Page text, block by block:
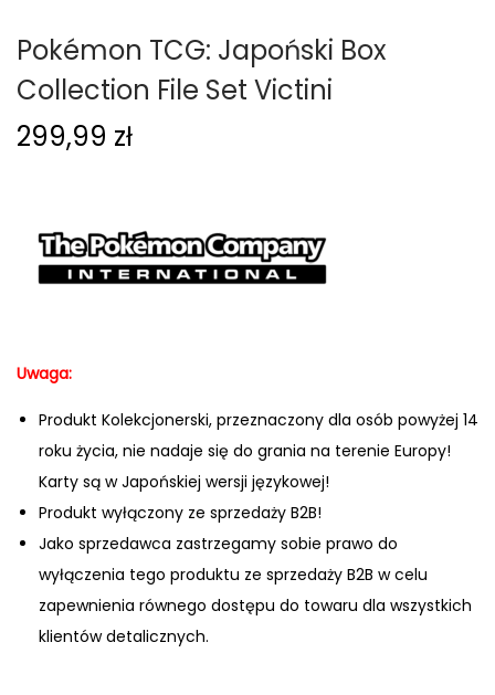
Pokémon TCG: Japoński Box
Collection File Set Victini
299,99 zł
Uwaga:
Produkt Kolekcjonerski, przeznaczony dla osób powyżej 14
roku życia, nie nadaje się do grania na terenie Europy!
Karty są w Japońskiej wersji językowej!
Produkt wyłączony ze sprzedaży B2B!
Jako sprzedawca zastrzegamy sobie prawo do
wyłączenia tego produktu ze sprzedaży B2B w celu
zapewnienia równego dostępu do towaru dla wszystkich
klientów detalicznych.